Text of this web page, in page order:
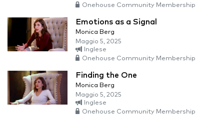
Onehouse Community Membership
Emotions as a Signal
Monica Berg
Maggio 5, 2025
Inglese
Onehouse Community Membership
Finding the One
Monica Berg
Maggio 5, 2025
Inglese
Onehouse Community Membership